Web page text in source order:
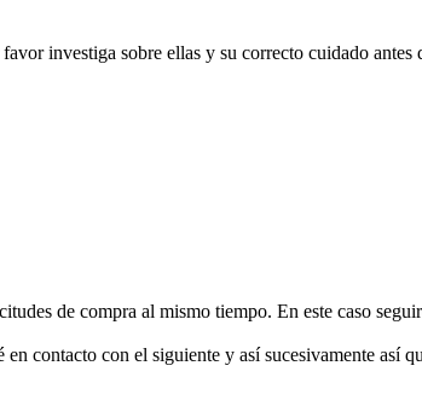
investiga sobre ellas y su correcto cuidado antes
de compra al mismo tiempo. En este caso
contacto con el siguiente y así sucesivamente así